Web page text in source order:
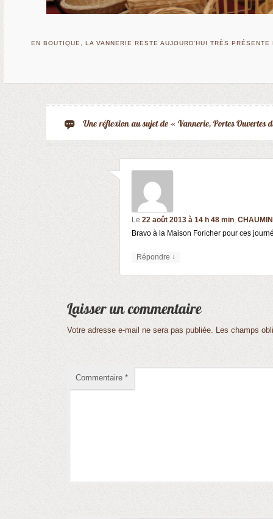
EN BOUTIQUE, LA VANNERIE RESTE AUJOURD’HUI TRÈS
Le22 août 2013 à 14 h 48 min,
Bravo à la Maison Foricher pour ces
Répondre ↓
Votre adresse e-mail ne sera pas publiée. Les champs
Commentaire*